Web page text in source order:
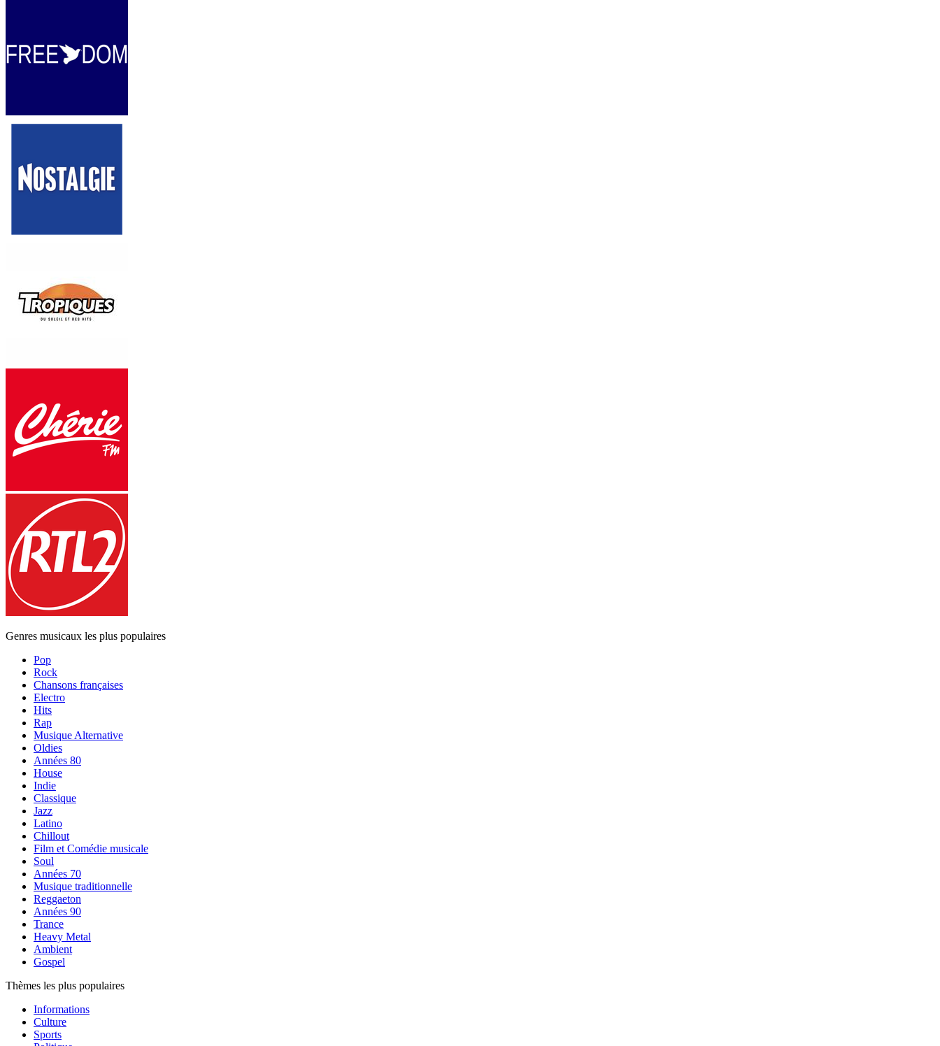
Genres musicaux les plus populaires
Pop
Rock
Chansons françaises
Electro
Hits
Rap
Musique Alternative
Oldies
Années 80
House
Indie
Classique
Jazz
Latino
Chillout
Film et Comédie musicale
Soul
Années 70
Musique traditionnelle
Reggaeton
Années 90
Trance
Heavy Metal
Ambient
Gospel
Thèmes les plus populaires
Informations
Culture
Sports